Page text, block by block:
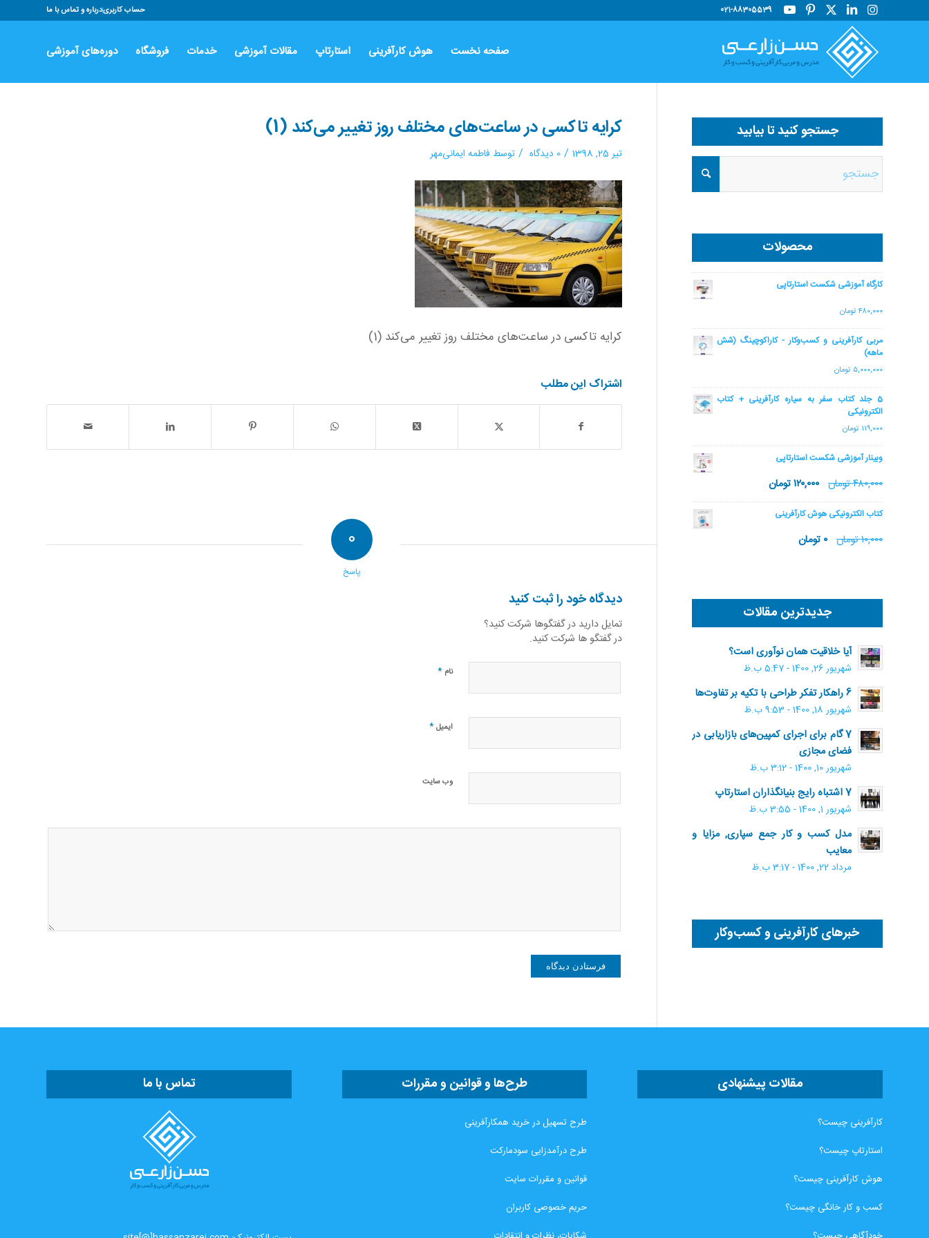
حساب کاربریدرباره و تماس با ما 021-88305539
صفحه نخست هوش کارآفرینی استارتاپ مقالات آموزشی خدمات فروشگاه دوره‌های آموزشی
کرایه تاکسی در ساعت‌های مختلف روز تغییر می‌کند (1)
تیر 25, 1398 / 0 دیدگاه / توسط فاطمه ایمانی‌مهر
کرایه تاکسی در ساعت‌های مختلف روز تغییر می‌کند (1)
اشتراک این مطلب
0
پاسخ
دیدگاه خود را ثبت کنید
تمایل دارید در گفتگوها شرکت کنید؟
در گفتگو ها شرکت کنید.
نام *
ایمیل*
وب‌ سایت
جستجو کنید تا بیابید
محصولات
کارگاه آموزشی شکست استارتاپی
۴۸۰,۰۰۰ تومان
مربی کارآفرینی و کسب‌وکار - کاراکوچینگ (شش
ماهه)
۵,۰۰۰,۰۰۰ تومان
5 جلد کتاب سفر به سیاره کارآفرینی + کتاب
الکترونیکی
۱۱۹,۰۰۰ تومان
وبینار آموزشی شکست استارتاپی
۴۸۰,۰۰۰تومان ۱۲۰,۰۰۰تومان
کتاب الکترونیکی هوش کارآفرینی
۱۰,۰۰۰تومان ۰ تومان
جدیدترین مقالات
آیا خلاقیت همان نوآوری است؟
شهریور 26, 1400 - 5:47 ب.ظ
6 راهکار تفکر طراحی با تکیه بر تفاوت‌ها
شهریور 18, 1400 - 9:53 ب.ظ
7 گام برای اجرای کمپین‌های بازاریابی در
فضای مجازی
شهریور 10, 1400 - 3:12 ب.ظ
7 اشتباه رایج بنیانگذاران استارتاپ
شهریور 1, 1400 - 3:55 ب.ظ
مدل کسب و کار جمع سپاری, مزایا و
معایب
مرداد 22, 1400 - 3:17 ب.ظ
خبرهای کارآفرینی و کسب‌وکار
مقالات پیشنهادی
کارآفرینی چیست؟
استارتاپ چیست؟
هوش کارآفرینی چیست؟
کسب و کار خانگی چیست؟
طرح‌ها و قوانین و مقررات
طرح تسهیل در خرید همکارآفرینی
طرح درآمدزایی سودمارکت
قوانین و مقررات سایت
حریم خصوصی کاربران
تماس با ما